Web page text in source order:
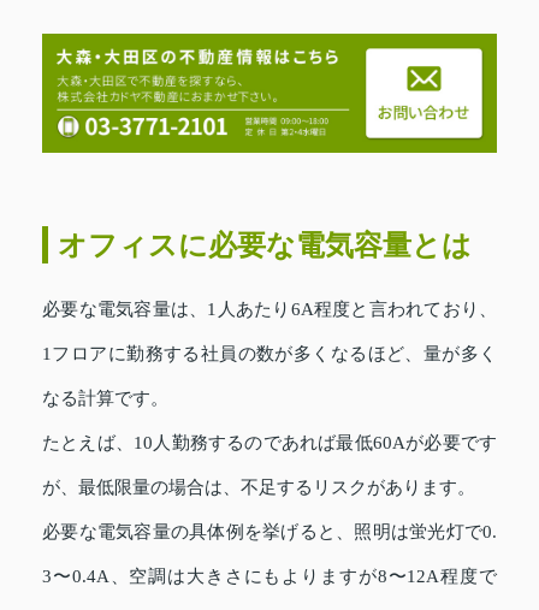
オフィスに必要な電気容量とは
必要な電気容量は、1人あたり6A程度と言われており、
1フロアに勤務する社員の数が多くなるほど、量が多く
なる計算です。
たとえば、10人勤務するのであれば最低60Aが必要です
が、最低限量の場合は、不足するリスクがあります。
必要な電気容量の具体例を挙げると、照明は蛍光灯で0.
3〜0.4A、空調は大きさにもよりますが8〜12A程度で